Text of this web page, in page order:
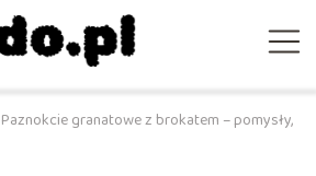
Paznokcie granatowe z brokatem – pomysły,